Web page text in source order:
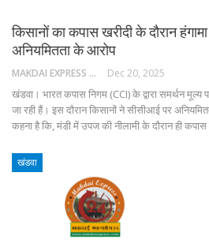
किसानों का कपास खरीदी के दौरान
अनियमितता के आरोप
MAKDAI EXPRESS 24 Dec 20, 2025
खंडवा। भारत कपास निगम (CCI) के द्वारा समर्थन मूल्य
जा रही हैं। इस दौरान किसानों ने सीसीआई पर
कहना है कि, मंडी में उपज की नीलामी के दौरान ही
खंडवा